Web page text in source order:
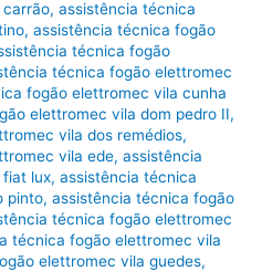
,assistência técnica
,assistência técnica fogão
técnica fogão
técnica fogão elettromec
fogão elettromec vila cunha
elettromec vila dom pedro II,
vila dos remédios,
vila ede,assistência
lux,assistência técnica
pinto,assistência técnica fogão
técnica fogão elettromec
técnica fogão elettromec vila
elettromec vila guedes,